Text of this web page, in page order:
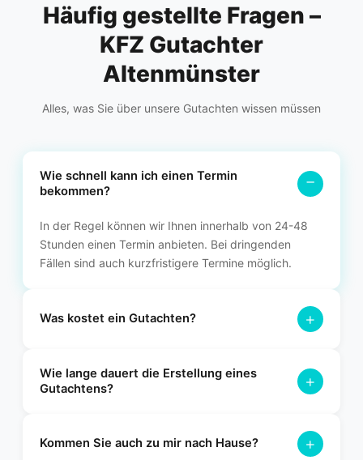
Häufig gestellte Fragen –
KFZ Gutachter
Altenmünster
Alles, was Sie über unsere Gutachten wissen müssen
Wie schnell kann ich einen Termin
bekommen?
−
In der Regel können wir Ihnen innerhalb von 24-48
Stunden einen Termin anbieten. Bei dringenden
Fällen sind auch kurzfristigere Termine möglich.
Was kostet ein Gutachten? +
Unfallgutachten übernimmt in der Regel die gegnerische
Versicherung die Kosten. Für ein Wertgutachten erstellen wir
Wie lange dauert die Erstellung eines
Gutachtens?
+
fertige Gutachten in der Regel innerhalb von 2-3
Kommen Sie auch zu mir nach Hause? +